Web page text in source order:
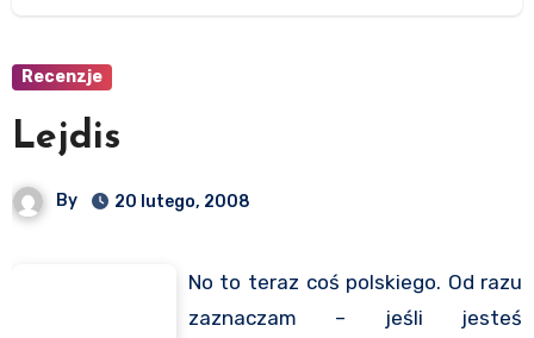
Recenzje
Lejdis
By 20 lutego, 2008
No to teraz coś polskiego. Od razu
zaznaczam – jeśli jesteś